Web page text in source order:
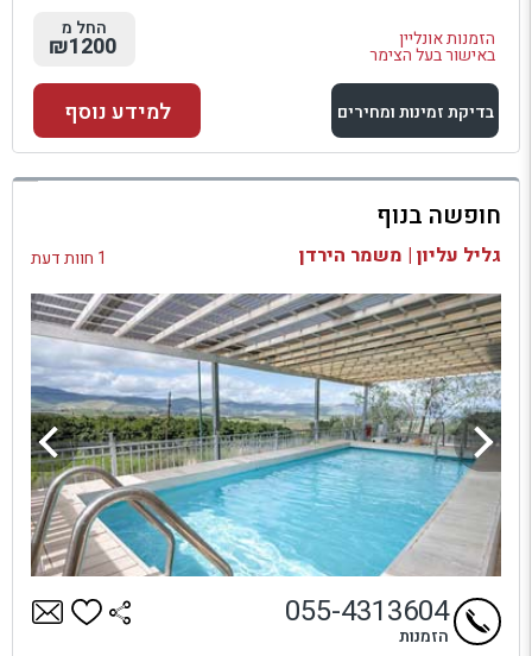
הזמנות אונליין
באישור בעל הצימר
החל מ
₪1200
בדיקת זמינות ומחירים
למתחם זה
בדיקת זמינות ומחירים
למידע נוסף
חופשה בנוף
גליל עליון | משמר הירדן 1 חוות דעת
055-4313604
הזמנות